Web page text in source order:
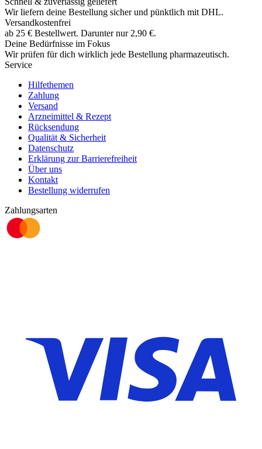
Wir liefern deine Bestellung sicher und pünktlich mit DHL.
Versandkostenfrei
ab 25 € Bestellwert. Darunter nur 2,90 €.
Deine Bedürfnisse im Fokus
Wir prüfen für dich wirklich jede Bestellung pharmazeutisch.
Service
Hilfethemen
Zahlung
Versand
Arzneimittel & Rezept
Rücksendung
Qualität & Sicherheit
Datenschutz
Erklärung zur Barrierefreiheit
Über uns
Kontakt
Bestellung widerrufen
Zahlungsarten